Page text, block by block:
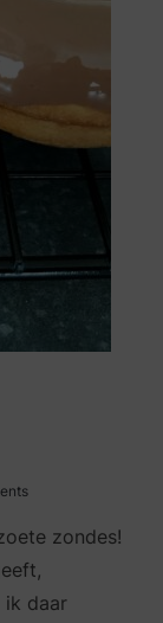
zondes!
ik daar